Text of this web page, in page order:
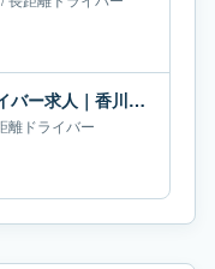
下笠居運輸株式会社の長距離ドライバー求人｜香川県高松市｜月給50万-55万円
離ドライバー